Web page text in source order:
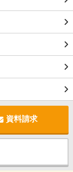
資料請求